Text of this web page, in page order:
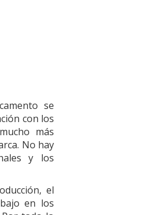
se
con los
más
No hay
y los
el
en los